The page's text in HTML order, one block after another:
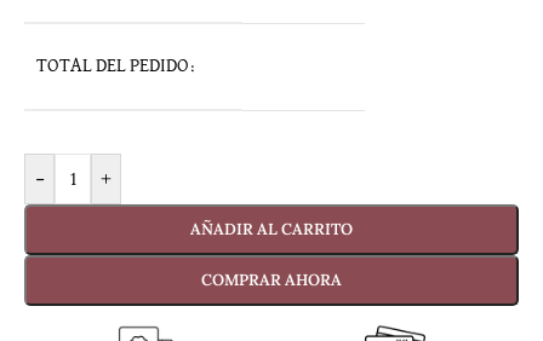
TOTAL DEL PEDIDO:
- +
AÑADIR AL CARRITO
COMPRAR AHORA